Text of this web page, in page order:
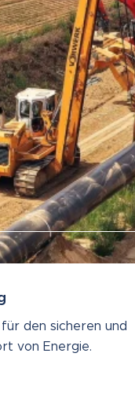
den sicheren und
von Energie.